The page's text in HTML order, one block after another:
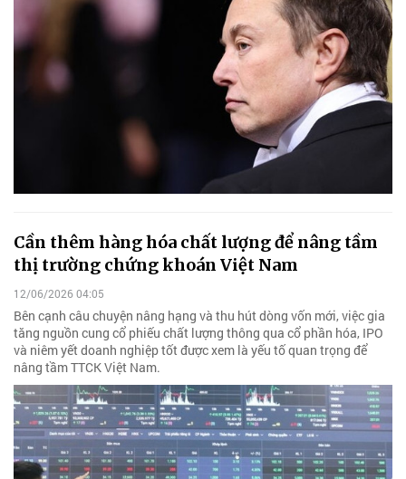
Cần thêm hàng hóa chất lượng để nâng tầm
thị trường chứng khoán Việt Nam
12/06/2026 04:05
Bên cạnh câu chuyện nâng hạng và thu hút dòng vốn mới, việc gia
tăng nguồn cung cổ phiếu chất lượng thông qua cổ phần hóa, IPO
và niêm yết doanh nghiệp tốt được xem là yếu tố quan trọng để
nâng tầm TTCK Việt Nam.